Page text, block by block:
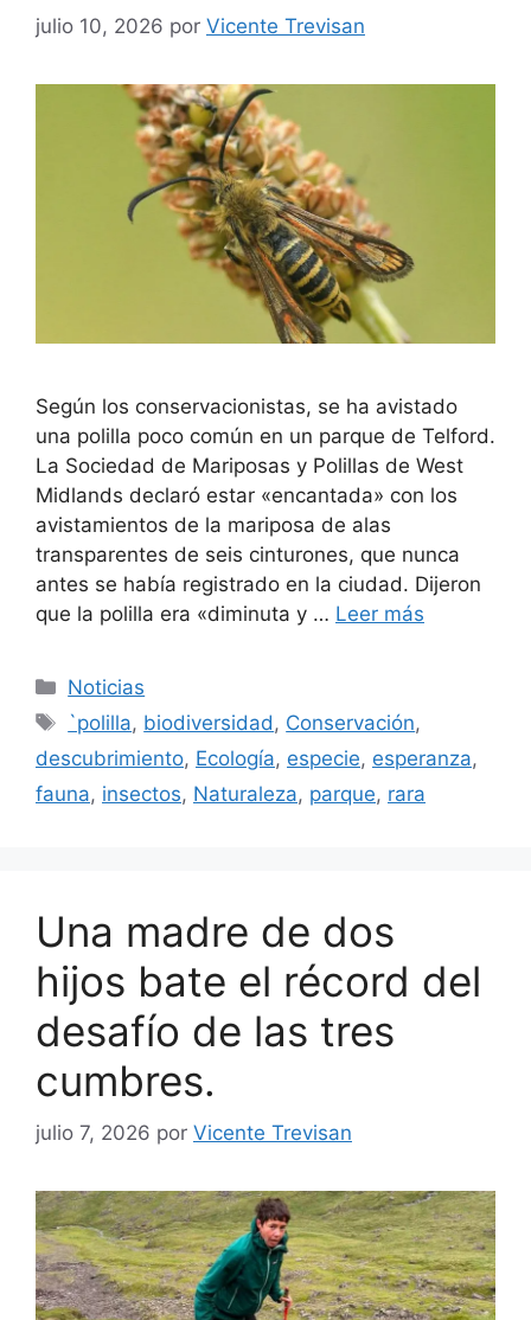
julio 10, 2026 por Vicente Trevisan
Según los conservacionistas, se ha avistado
una polilla poco común en un parque de Telford.
La Sociedad de Mariposas y Polillas de West
Midlands declaró estar «encantada» con los
avistamientos de la mariposa de alas
transparentes de seis cinturones, que nunca
antes se había registrado en la ciudad. Dijeron
que la polilla era «diminuta y … Leer más
Categorías
Noticias
Etiquetas
`polilla, biodiversidad , Conservación,
descubrimiento, Ecología, especie, esperanza,
fauna, insectos, Naturaleza, parque, rara
Una madre de dos
hijos bate el récord del
desafío de las tres
cumbres.
julio 7, 2026 por Vicente Trevisan